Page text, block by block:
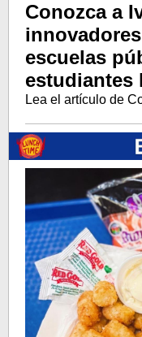
Conozca a
escuelas
estudiantes
Lea el artículo de